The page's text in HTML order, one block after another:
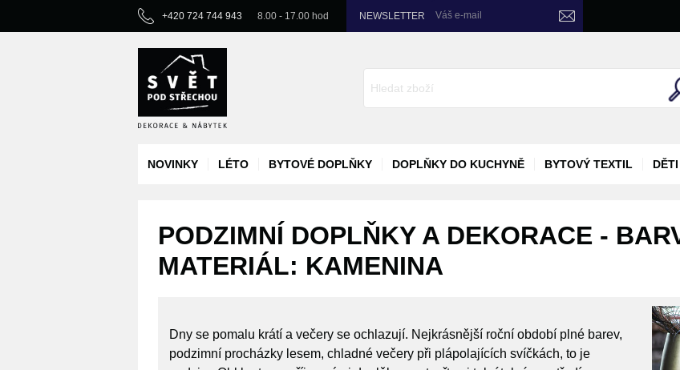
+420 724 744 943 8.00 - 17.00 hod NEWSLETTER Váš e-mail
NOVINKY LÉTO BYTOVÉ DOPLŇKY DOPLŇKY DO KUCHYNĚ BYTOVÝ TEXTIL DĚTI
PODZIMNÍ DOPLŇKY A DEKORACE -
MATERIÁL: KAMENINA
Dny se pomalu krátí a večery se ochlazují. Nejkrásnější roční období plné barev,
podzimní procházky lesem, chladné večery při plápolajících svíčkách, to je